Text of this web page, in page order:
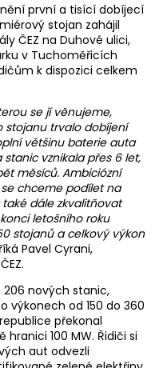
první a tisící dobíjecí
stojan zahájil
ČEZ na Duhové ulici,
v Tuchoměřicích
k dispozici celkem
se jí věnujeme,
stojanu trvalo dobíjení
většinu baterie auta
vznikala přes 6 let,
měsíců. Ambiciózní
chceme podílet na
dále zkvalitňovat
letošního roku
stojanů a celkový výkon
Pavel Cyrani,
206 nových stanic,
výkonech od 150 do 360
překonal
100 MW. Řidiči si
aut odvezli